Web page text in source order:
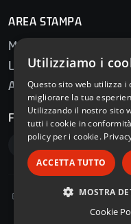
AREA STAMPA
Media Center
Ufficio Stampa
Accredito Stampa
FOLLOW US
© 2026 E.I.C.M.A. S.p.A. –
Utilizziamo i
Questo sito web utilizza i
migliorare la tua
Utilizzando il nostro sito
tutti i cookie in
policy per i cookie.
ACCETTA TUTTO
MOSTRA
STRETTAMENTE
Cookie